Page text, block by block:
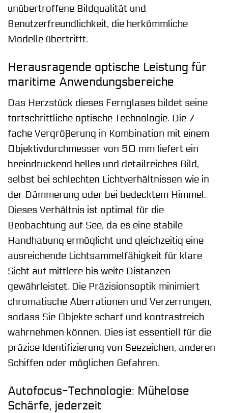
unübertroffene Bildqualität und
Benutzerfreundlichkeit, die herkömmliche
Modelle übertrifft.
Herausragende optische Leistung für
maritime Anwendungsbereiche
Das Herzstück dieses Fernglases bildet seine
fortschrittliche optische Technologie. Die 7-
fache Vergrößerung in Kombination mit einem
Objektivdurchmesser von 50 mm liefert ein
beeindruckend helles und detailreiches Bild,
selbst bei schlechten Lichtverhältnissen wie in
der Dämmerung oder bei bedecktem Himmel.
Dieses Verhältnis ist optimal für die
Beobachtung auf See, da es eine stabile
Handhabung ermöglicht und gleichzeitig eine
ausreichende Lichtsammelfähigkeit für klare
Sicht auf mittlere bis weite Distanzen
gewährleistet. Die Präzisionsoptik minimiert
chromatische Aberrationen und Verzerrungen,
sodass Sie Objekte scharf und kontrastreich
wahrnehmen können. Dies ist essentiell für die
präzise Identifizierung von Seezeichen, anderen
Schiffen oder möglichen Gefahren.
Autofocus-Technologie: Mühelose
Schärfe, jederzeit